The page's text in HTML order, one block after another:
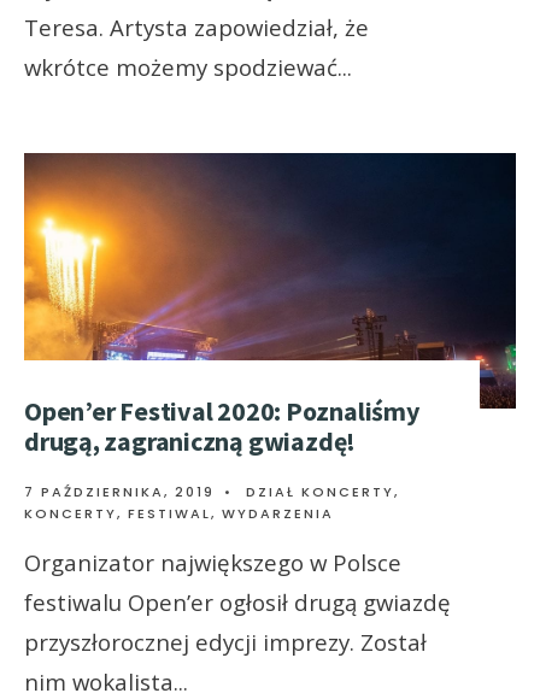
Teresa. Artysta zapowiedział, że
wkrótce możemy spodziewać...
Open’er Festival 2020: Poznaliśmy
drugą, zagraniczną gwiazdę!
7 PAŹDZIERNIKA, 2019 • DZIAŁ KONCERTY,
KONCERTY, FESTIWAL, WYDARZENIA
Organizator największego w Polsce
festiwalu Open’er ogłosił drugą gwiazdę
przyszłorocznej edycji imprezy. Został
nim wokalista...